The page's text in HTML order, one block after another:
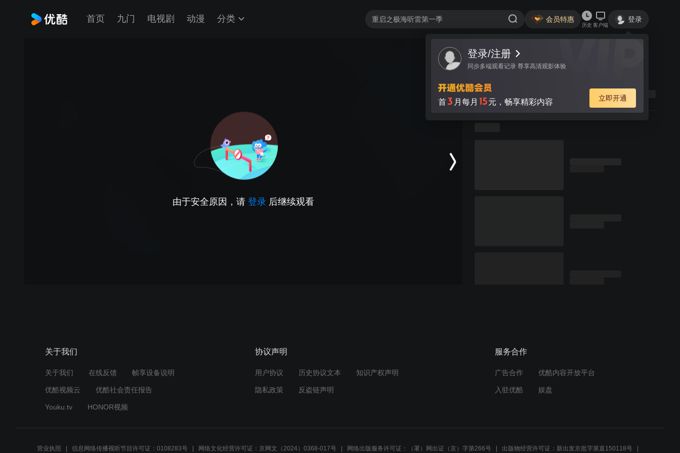
首页 九门 电视剧 动漫 分类 会员特惠
历史 客户端
登录
由于安全原因，请 登录 后继续观看
关于我们
关于我们 在线反馈 帧享设备说明
优酷视频云 优酷社会责任报告
Youku.tv HONOR视频
协议声明
用户协议 历史协议文本 知识产权声明
隐私政策 反盗链声明
服务合作
广告合作 优酷内容开放平台
入驻优酷 娱盘
营业执照 信息网络传播视听节目许可证：0108283号 网络文化经营许可证：京网文（2024）0368-017号 网络出版服务许可证：（署）网出证（京）字第266号 出版物经营许可证：新出发京批字第直150118号